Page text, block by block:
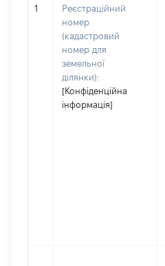
1
Реєстраційний
номер
(кадастровий
номер для
земельної
ділянки):
[Конфіденційна
інформація]